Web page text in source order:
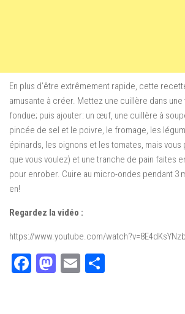
En plus d’être extrêmement rapide, cette
amusante à créer. Mettez une cuillère dans
fondue; puis ajouter: un œuf, une cuillère à
pincée de sel et le poivre, le fromage, les
épinards, les oignons et les tomates, mais
que vous voulez) et une tranche de pain faites
pour enrober. Cuire au micro-ondes pendant 3
en!
Regardez la vidéo :
https://www.youtube.com/
Facebook
Mastodon
Email